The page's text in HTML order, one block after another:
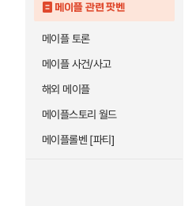
메이플 관련 팟벤
메이플 토론
메이플 사건/사고
해외 메이플
메이플스토리 월드
메이플롤벤 [파티]